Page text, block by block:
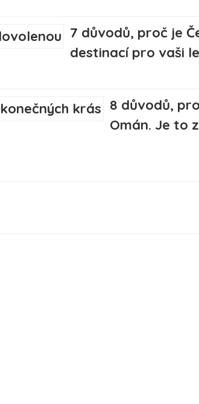
7 důvodů, proč je
destinací pro vaši
8 důvodů,
Omán. Je to